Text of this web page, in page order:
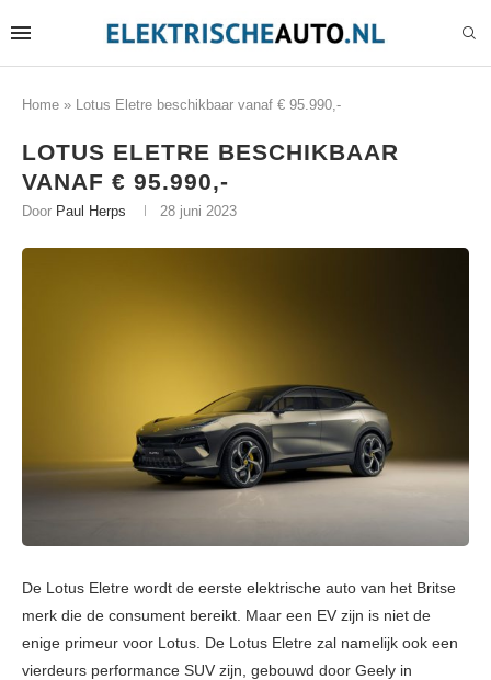
Home » Lotus Eletre beschikbaar vanaf € 95.990,-
LOTUS ELETRE BESCHIKBAAR
VANAF € 95.990,-
Door Paul Herps 28 juni 2023
De Lotus Eletre wordt de eerste elektrische auto van het Britse
merk die de consument bereikt. Maar een EV zijn is niet de
enige primeur voor Lotus. De Lotus Eletre zal namelijk ook een
vierdeurs performance SUV zijn, gebouwd door Geely in